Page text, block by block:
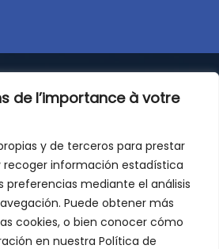
de l’importance à votre
y de terceros para prestar
recoger información estadística
preferencias mediante el análisis
Puede obtener más
cookies, o bien conocer cómo
en nuestra Política de
dans une
de grands
cette étape clé de leur
accompagnons chaque